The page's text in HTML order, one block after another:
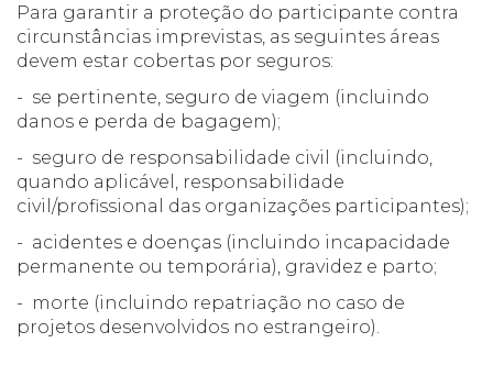
Para garantir a proteção do participante contra
circunstâncias imprevistas, as seguintes áreas
devem estar cobertas por seguros:
- se pertinente, seguro de viagem (incluindo
danos e perda de bagagem);
- seguro de responsabilidade civil (incluindo,
quando aplicável, responsabilidade
civil/profissional das organizações participantes);
- acidentes e doenças (incluindo incapacidade
permanente ou temporária), gravidez e parto;
- morte (incluindo repatriação no caso de
projetos desenvolvidos no estrangeiro).